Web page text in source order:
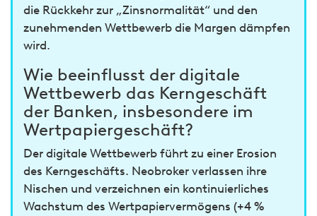
die Rückkehr zur „Zinsnormalität“ und den
zunehmenden Wettbewerb die Margen dämpfen
wird.
Wie beeinflusst der digitale
Wettbewerb das Kerngeschäft
der Banken, insbesondere im
Wertpapiergeschäft?
Der digitale Wettbewerb führt zu einer Erosion
des Kerngeschäfts. Neobroker verlassen ihre
Nischen und verzeichnen ein kontinuierliches
Wachstum des Wertpapiervermögens (+4 %